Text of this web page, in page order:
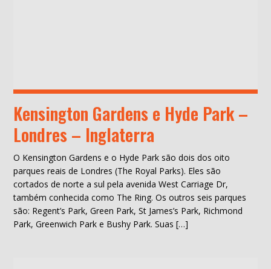
Kensington Gardens e Hyde Park –
Londres – Inglaterra
O Kensington Gardens e o Hyde Park são dois dos oito
parques reais de Londres (The Royal Parks). Eles são
cortados de norte a sul pela avenida West Carriage Dr,
também conhecida como The Ring. Os outros seis parques
são: Regent’s Park, Green Park, St James’s Park, Richmond
Park, Greenwich Park e Bushy Park. Suas […]